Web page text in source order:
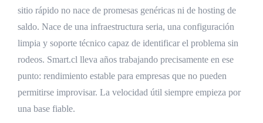
sitio rápido no nace de promesas genéricas ni de hosting de
saldo. Nace de una infraestructura seria, una configuración
limpia y soporte técnico capaz de identificar el problema sin
rodeos. Smart.cl lleva años trabajando precisamente en ese
punto: rendimiento estable para empresas que no pueden
permitirse improvisar. La velocidad útil siempre empieza por
una base fiable.